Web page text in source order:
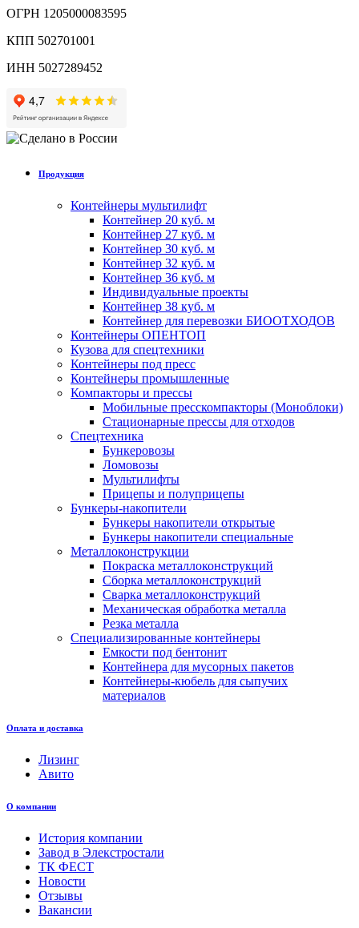
ОГРН 1205000083595
КПП 502701001
ИНН 5027289452
Продукция
Контейнеры мультилифт
Контейнер 20 куб. м
Контейнер 27 куб. м
Контейнер 30 куб. м
Контейнер 32 куб. м
Контейнер 36 куб. м
Индивидуальные проекты
Контейнер 38 куб. м
Контейнер для перевозки БИООТХОДОВ
Контейнеры ОПЕНТОП
Кузова для спецтехники
Контейнеры под пресс
Контейнеры промышленные
Компакторы и прессы
Мобильные пресскомпакторы (Моноблоки)
Стационарные прессы для отходов
Спецтехника
Бункеровозы
Ломовозы
Мультилифты
Прицепы и полуприцепы
Бункеры-накопители
Бункеры накопители открытые
Бункеры накопители специальные
Металлоконструкции
Покраска металлоконструкций
Сборка металлоконструкций
Сварка металлоконструкций
Механическая обработка металла
Резка металла
Специализированные контейнеры
Емкости под бентонит
Контейнера для мусорных пакетов
Контейнеры-кюбель для сыпучих
материалов
Оплата и доставка
Лизинг
Авито
О компании
История компании
Завод в Элекстростали
ТК ФЕСТ
Новости
Отзывы
Вакансии